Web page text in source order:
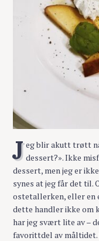
J eg blir akutt trøtt
dessert?». Ikke
dessert, men jeg er
synes at jeg får det til.
ostetallerken, eller en
dette handler ikke om
har jeg svært lite av –
favorittdel av måltidet.